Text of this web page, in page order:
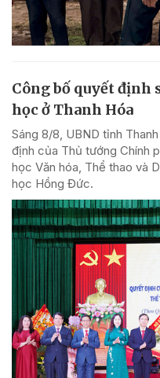
Công bố quyết định
học ở Thanh Hóa
Sáng 8/8, UBND tỉnh
định của Thủ tướng Chính
học Văn hóa, Thể thao và
học Hồng Đức.